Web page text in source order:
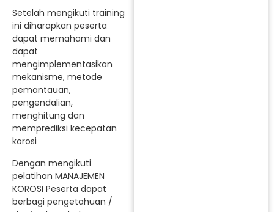
Setelah mengikuti training
ini diharapkan peserta
dapat memahami dan
dapat
mengimplementasikan
mekanisme, metode
pemantauan,
pengendalian,
menghitung dan
memprediksi kecepatan
korosi
Dengan mengikuti
pelatihan MANAJEMEN
KOROSI Peserta dapat
berbagi pengetahuan /